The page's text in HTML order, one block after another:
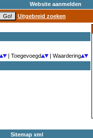
Website aanmelden
Uitgebreid zoeken
| Toegevoegd
| Waardering
Sitemap xml